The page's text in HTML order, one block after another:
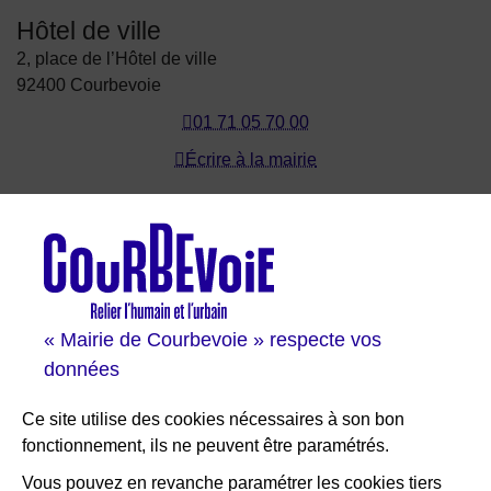
« Mairie de Courbevoie » respecte vos
données
Ce site utilise des cookies nécessaires à son bon
fonctionnement, ils ne peuvent être paramétrés.
Vous pouvez en revanche paramétrer les cookies tiers
Hôtel de ville
2, place de l’Hôtel de ville
92400 Courbevoie
01 71 05 70 00
Écrire à la mairie
Les sites de Courbevoie
Courbevoie espace famille
Val Courbevoie
Sortir à Courbevoie
Solutions entreprises
Portail des bibliothèques
Je participe Courbevoie